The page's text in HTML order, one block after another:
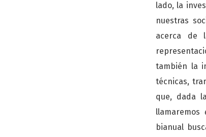
lado, la
nuestras
acerca de
también la
técnicas,
que, dada
llamaremos
bianual